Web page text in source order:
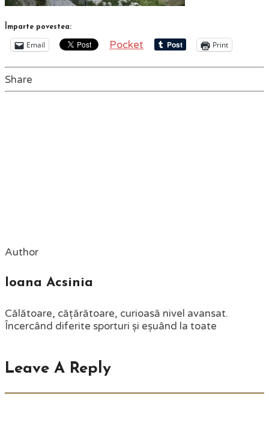
Împarte povestea:
Email Pocket Print
Share
Author
Ioana Acsinia
Călătoare, cățărătoare, curioasă nivel avansat.
Încercând diferite sporturi și eșuând la toate
Leave A Reply